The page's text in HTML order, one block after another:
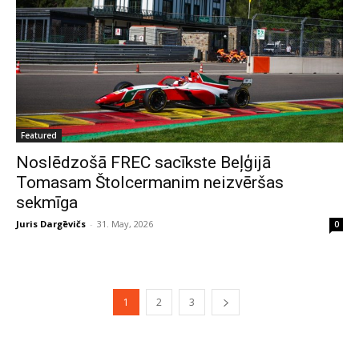
Featured
Noslēdzošā FREC sacīkste Beļģijā
Tomasam Štolcermanim neizvēršas
sekmīga
Juris Dargēvičs - 31. May, 2026 0
1 2 3